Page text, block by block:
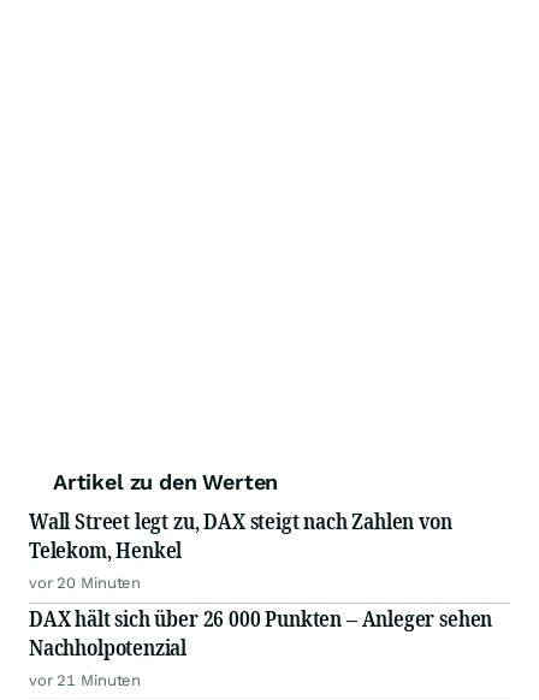
Artikel zu den Werten
Wall Street legt zu, DAX steigt nach Zahlen von
Telekom, Henkel
vor 20 Minuten
DAX hält sich über 26 000 Punkten – Anleger sehen
Nachholpotenzial
vor 21 Minuten